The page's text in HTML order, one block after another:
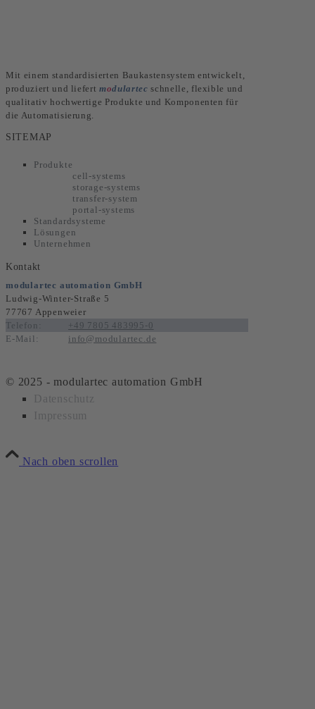
Mit einem standardisierten Baukastensystem entwickelt,
produziert und liefertmodulartec schnelle, flexible und
qualitativ hochwertige Produkte und Komponenten für
die Automatisierung.
SITEMAP
Produkte
cell-systems
storage-systems
transfer-system
portal-systems
Standardsysteme
Lösungen
Unternehmen
Kontakt
modulartec automation GmbH
Ludwig-Winter-Straße 5
77767 Appenweier
Telefon:
+49 7805 483995-0
E-Mail:
info@modulartec.de
© 2025 - modulartec automation GmbH
Datenschutz
Impressum
Nach oben scrollen